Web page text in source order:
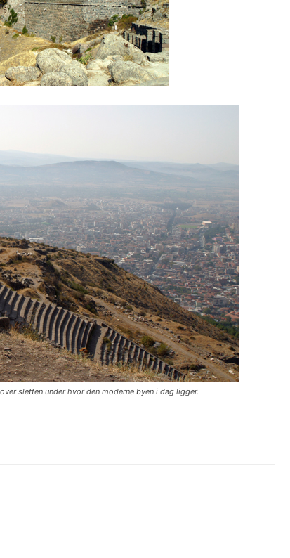
sletten under hvor den moderne byen i dag ligger.